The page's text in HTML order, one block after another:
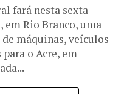
fará nesta sexta-
em Rio Branco, uma
máquinas, veículos
o Acre, em